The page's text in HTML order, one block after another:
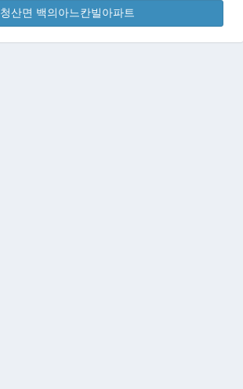
청산면 백의아느칸빌아파트